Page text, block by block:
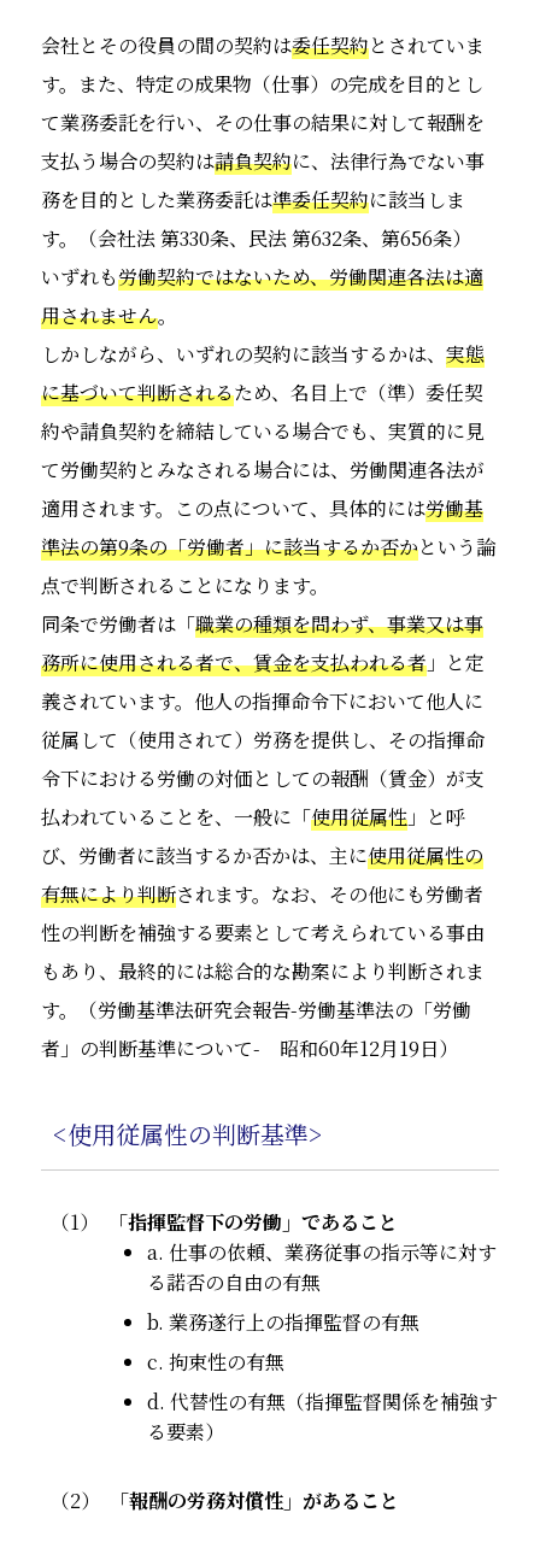
会社とその役員の間の契約は委任契約とされていま
す。また、特定の成果物（仕事）の完成を目的とし
て業務委託を行い、その仕事の結果に対して報酬を
支払う場合の契約は請負契約に、法律行為でない事
務を目的とした業務委託は準委任契約に該当しま
す。（会社法 第330条、民法 第632条、第656条）
いずれも労働契約ではないため、労働関連各法は適
用されません。
しかしながら、いずれの契約に該当するかは、実態
に基づいて判断されるため、名目上で（準）委任契
約や請負契約を締結している場合でも、実質的に見
て労働契約とみなされる場合には、労働関連各法が
適用されます。この点について、具体的には労働基
準法の第9条の「労働者」に該当するか否かという論
点で判断されることになります。
同条で労働者は「職業の種類を問わず、事業又は事
務所に使用される者で、賃金を支払われる者 」と定
義されています。他人の指揮命令下において他人に
従属して（使用されて）労務を提供し、その指揮命
令下における労働の対価としての報酬（賃金）が支
払われていることを、一般に「使用従属性 」と呼
び、労働者に該当するか否かは、主に使用従属性の
有無により判断されます。なお、その他にも労働者
性の判断を補強する要素として考えられている事由
もあり、最終的には総合的な勘案により判断されま
す。（労働基準法研究会報告-労働基準法の「労働
者」の判断基準について- 昭和60年12月19日）
<使用従属性の判断基準>
「指揮監督下の労働」であること
a. 仕事の依頼、業務従事の指示等に対す
る諾否の自由の有無
b. 業務遂行上の指揮監督の有無
c. 拘束性の有無
d. 代替性の有無（指揮監督関係を補強す
る要素）
「報酬の労務対償性」があること